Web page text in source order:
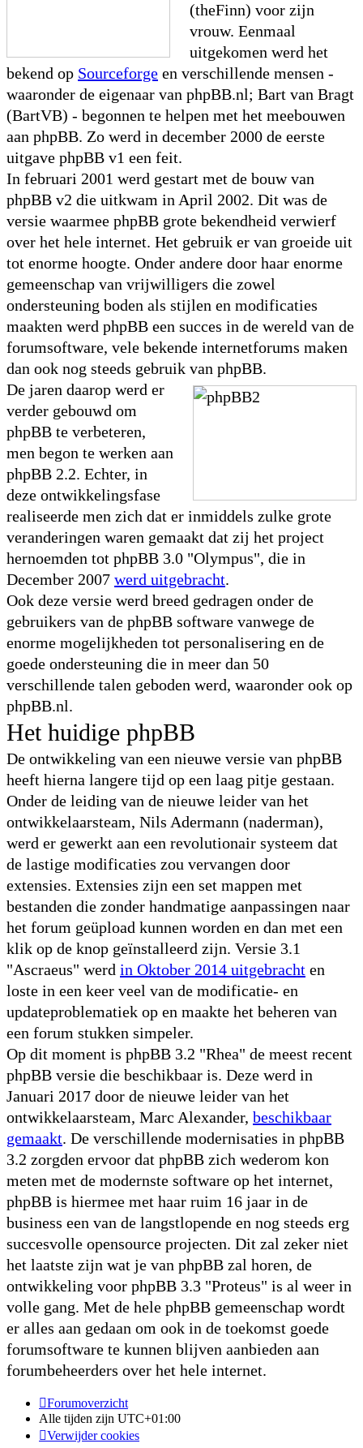
(theFinn) voor zijn
vrouw. Eenmaal
uitgekomen werd het
bekend op Sourceforge en verschillende mensen -
waaronder de eigenaar van phpBB.nl; Bart van Bragt
(BartVB) - begonnen te helpen met het meebouwen
aan phpBB. Zo werd in december 2000 de eerste
uitgave phpBB v1 een feit.
In februari 2001 werd gestart met de bouw van
phpBB v2 die uitkwam in April 2002. Dit was de
versie waarmee phpBB grote bekendheid verwierf
over het hele internet. Het gebruik er van groeide uit
tot enorme hoogte. Onder andere door haar enorme
gemeenschap van vrijwilligers die zowel
ondersteuning boden als stijlen en modificaties
maakten werd phpBB een succes in de wereld van de
forumsoftware, vele bekende internetforums maken
dan ook nog steeds gebruik van phpBB.
De jaren daarop werd er
verder gebouwd om
phpBB te verbeteren,
men begon te werken aan
phpBB 2.2. Echter, in
deze ontwikkelingsfase
realiseerde men zich dat er inmiddels zulke grote
veranderingen waren gemaakt dat zij het project
hernoemden tot phpBB 3.0 "Olympus", die in
December 2007 werd uitgebracht.
Ook deze versie werd breed gedragen onder de
gebruikers van de phpBB software vanwege de
enorme mogelijkheden tot personalisering en de
goede ondersteuning die in meer dan 50
verschillende talen geboden werd, waaronder ook op
phpBB.nl.
Het huidige phpBB
De ontwikkeling van een nieuwe versie van phpBB
heeft hierna langere tijd op een laag pitje gestaan.
Onder de leiding van de nieuwe leider van het
ontwikkelaarsteam, Nils Adermann (naderman),
werd er gewerkt aan een revolutionair systeem dat
de lastige modificaties zou vervangen door
extensies. Extensies zijn een set mappen met
bestanden die zonder handmatige aanpassingen naar
het forum geüpload kunnen worden en dan met een
klik op de knop geïnstalleerd zijn. Versie 3.1
"Ascraeus" werd in Oktober 2014 uitgebracht en
loste in een keer veel van de modificatie- en
updateproblematiek op en maakte het beheren van
een forum stukken simpeler.
Op dit moment is phpBB 3.2 "Rhea" de meest recent
phpBB versie die beschikbaar is. Deze werd in
Januari 2017 door de nieuwe leider van het
ontwikkelaarsteam, Marc Alexander, beschikbaar
gemaakt. De verschillende modernisaties in phpBB
3.2 zorgden ervoor dat phpBB zich wederom kon
meten met de modernste software op het internet,
phpBB is hiermee met haar ruim 16 jaar in de
business een van de langstlopende en nog steeds erg
succesvolle opensource projecten. Dit zal zeker niet
het laatste zijn wat je van phpBB zal horen, de
ontwikkeling voor phpBB 3.3 "Proteus" is al weer in
volle gang. Met de hele phpBB gemeenschap wordt
er alles aan gedaan om ook in de toekomst goede
forumsoftware te kunnen blijven aanbieden aan
forumbeheerders over het hele internet.
Forumoverzicht
Alle tijden zijn UTC+01:00
Verwijder cookies